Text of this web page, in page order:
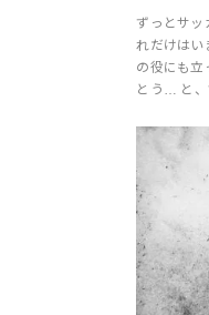
ずっとサッ
れだけはい
の役にも立
とう… と、